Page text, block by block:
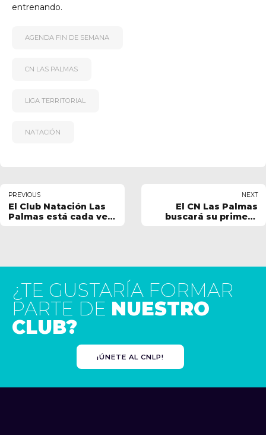
entrenando.
AGENDA FIN DE SEMANA
CN LAS PALMAS
LIGA TERRITORIAL
NATACIÓN
PREVIOUS
El Club Natación Las
Palmas está cada vez
NEXT
El CN Las Palmas
buscará su primera
¿TE GUSTARÍA FORMAR
PARTE DE NUESTRO
CLUB?
¡ÚNETE AL CNLP!